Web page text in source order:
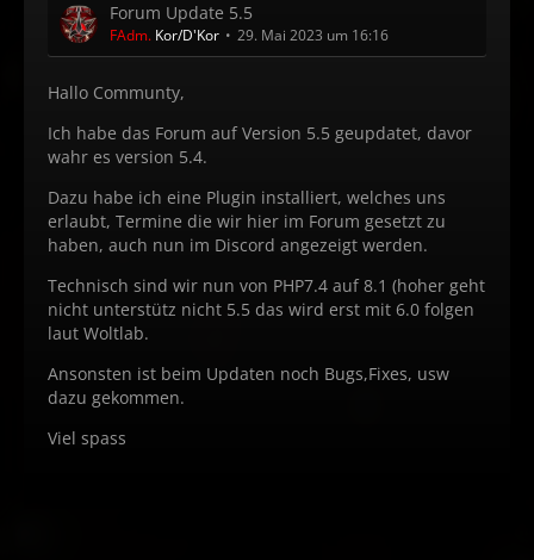
Forum Update 5.5
FAdm. Kor/D'Kor 29. Mai 2023 um 16:16
Hallo Communty,
Ich habe das Forum auf Version 5.5 geupdatet, davor
wahr es version 5.4.
Dazu habe ich eine Plugin installiert, welches uns
erlaubt, Termine die wir hier im Forum gesetzt zu
haben, auch nun im Discord angezeigt werden.
Technisch sind wir nun von PHP7.4 auf 8.1 (hoher geht
nicht unterstütz nicht 5.5 das wird erst mit 6.0 folgen
laut Woltlab.
Ansonsten ist beim Updaten noch Bugs,Fixes, usw
dazu gekommen.
Viel spass